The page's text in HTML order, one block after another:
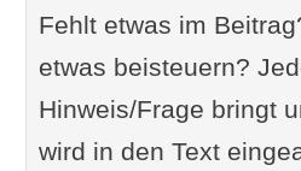
Fehlt etwas im
etwas beisteuern?
Hinweis/Frage bringt
wird in den Text